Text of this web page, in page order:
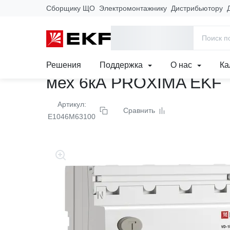
Сборщику ЩО Электромонтажнику Дистрибьютору
Решения Поддержка О нас
Главная
Выключатель
мех 6кА PROXIMA EKF
Артикул:
E1046M63100
Сравнить